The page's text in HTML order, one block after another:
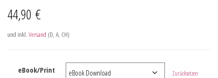
44,90 €
und inkl. Versand (D, A, CH)
eBook/Print Zurücksetzen